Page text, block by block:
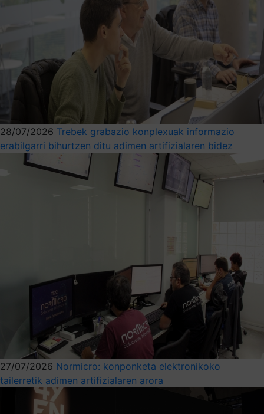
28/07/2026 Trebek grabazio konplexuak informazio
erabilgarri bihurtzen ditu adimen artifizialaren bidez
27/07/2026 Normicro: konponketa elektronikoko
tailerretik adimen artifizialaren arora